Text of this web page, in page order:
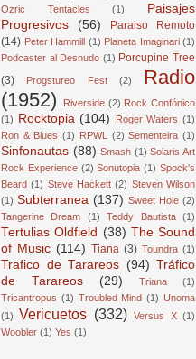
Ozric Tentacles (1)
Paisajes
Progresivos
(56)
Paraiso Remoto
(14) Peter Hammill (1) Planeta Imaginari (1)
Podcaster al Desnudo (1) Porcupine Tree
(3)
Progstureo Fest (2)
Radio
(1952)
Riverside (2) Rock Confónico
(1) Rocktopia (104) Roger Waters (1)
Ron & Blues (1) RPWL (2) Sementeira (1)
Sinfonautas (88) Smash (1) Solaris Art
Rock Experience (2) Sonutopia (1) Spock's
Beard (1) Steve Hackett (2) Steven Wilson
(1) Subterranea (137) Sweet Hole (2)
Tangerine Dream
(1) Teddy Bautista (1)
Tertulias Oldfield (38) The Sound
of Music (114) Tiana (3) Toundra (1)
Trafico de Tarareos (94) Tráfico
de Tarareos
(29) Triana
(1)
Tricantropus (1) Troubled Mind (1) Unoma
(1)
Vericuetos (332) Versus X (1)
Woobler (1) Yes (1)